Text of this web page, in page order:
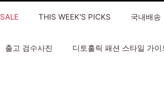
SALE THIS WEEK'S PICKS 국내배송
출고 검수사진 디토홀릭 패션 스타일 가이